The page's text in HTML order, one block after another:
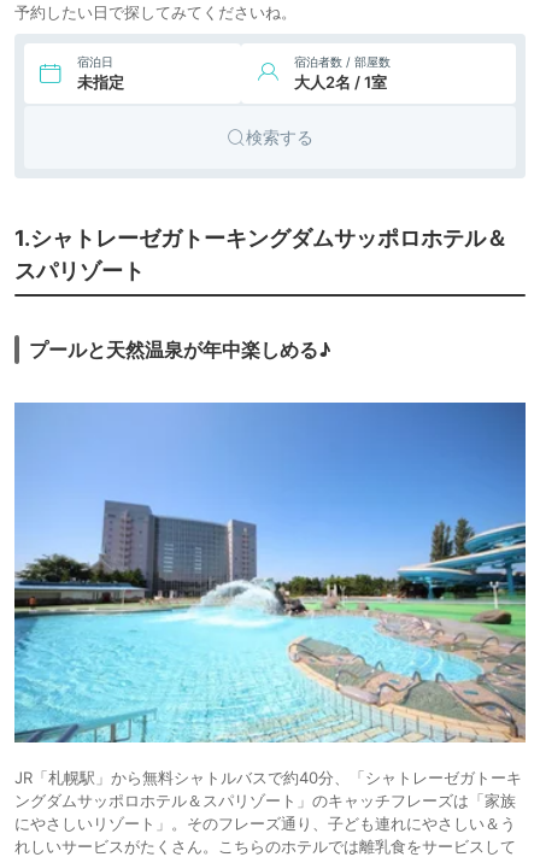
9.FORZA ホテルフォ
ルツァ札幌駅前
icotto 楽天トラベル
ホテル
10. プレミアホテル 中
4,052円〜 4,300円〜
ル札幌ウエスト
8,400円〜
icotto 楽天トラベル
ホテル
12. ラ・ジェント・ス
テイ札幌大通
icotto 楽天トラベル
ビジネス
ホテル
13.札幌グランドホテ
5,806円〜 6,200円〜
シティホ
14. 北海道定山渓温泉
ル
13,706円〜
定山渓 花もみじ
楽天トラベル
ホテル
予約したい日で探してみてくださいね。
宿泊日
未指定
宿泊者数 / 部屋数
大人2名 / 1室
検索する
1.シャトレーゼガトーキングダムサッポロホテル＆
スパリゾート
プールと天然温泉が年中楽しめる♪
JR「札幌駅」から無料シャトルバスで約40分、「シャトレーゼガトーキ
ングダムサッポロホテル＆スパリゾート」のキャッチフレーズは「家族
にやさしいリゾート」。そのフレーズ通り、子ども連れにやさしい＆う
れしいサービスがたくさん。こちらのホテルでは離乳食をサービスして